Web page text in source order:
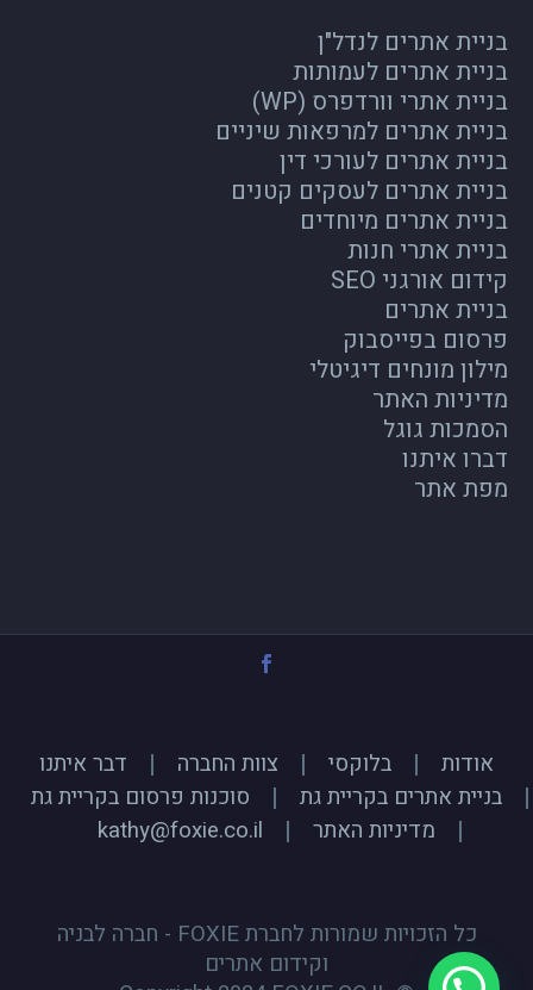
בניית אתרים לנדל"ן
בניית אתרים לעמותות
בניית אתרי וורדפרס (WP)
בניית אתרים למרפאות שיניים
בניית אתרים לעורכי דין
בניית אתרים לעסקים קטנים
בניית אתרים מיוחדים
בניית אתרי חנות
קידום אורגני SEO
בניית אתרים
פרסום בפייסבוק
מילון מונחים דיגיטלי
מדיניות האתר
הסמכות גוגל
דברו איתנו
מפת אתר
אודות בלוקסי צוות החברה
דבר איתנו
בניית אתרים בקריית גת
סוכנות פרסום בקריית גת
מדיניות האתר
kathy@foxie.co.il
כל הזכויות שמורות לחברת FOXIE - חברה לבניה
וקידום אתרים